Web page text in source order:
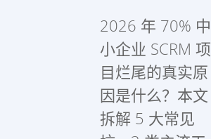
2026 年 70% 中
小企业 SCRM 项
目烂尾的真实原
因是什么？本文
拆解 5 大常见